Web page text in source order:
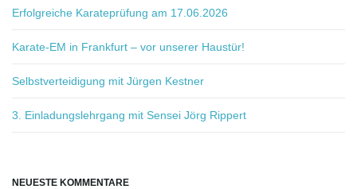
i
f
f
.
.
.
Erfolgreiche Karateprüfung am 17.06.2026
Karate-EM in Frankfurt – vor unserer Haustür!
Selbstverteidigung mit Jürgen Kestner
3. Einladungslehrgang mit Sensei Jörg Rippert
NEUESTE KOMMENTARE